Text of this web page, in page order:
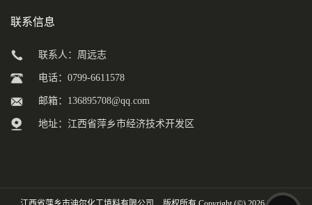
联系信息
联系人：周远志
电话：0799-6611578
邮箱： 136895708@qq.com
地址：江西省萍乡市经济技术开发区